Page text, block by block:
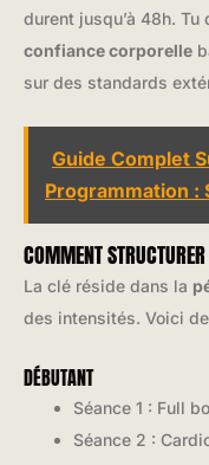
durent jusqu’à 48h.
confiance corporelle
sur des standards
Guide Complet
Programmation :
COMMENT
La clé réside dans la
des intensités. Voici
DÉBUTANT
Séance 1 : Full
Séance 2 :